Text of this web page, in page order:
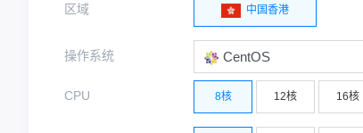
区域 中国香港
操作系统 CentOS
CPU 8核 12核 16核